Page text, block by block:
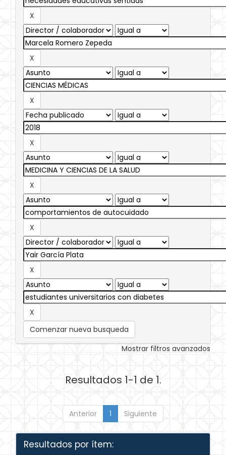
Comenzar nueva busqueda
Mostrar filtros avanzados
Resultados 1-1 de 1.
Anterior 1 Siguiente
Resultados por ítem: